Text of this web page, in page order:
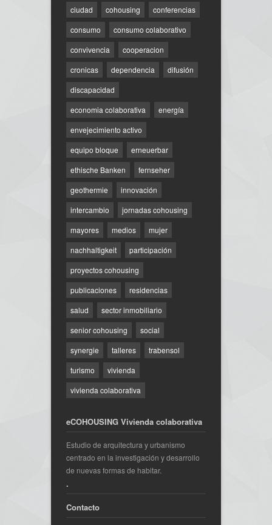
ciudad
cohousing
conferencias
consumo
consumo colaborativo
convivencia
cooperacion
cronicas
dependencia
difusión
discapacidad
economia colaborativa
energía
envejecimiento activo
equipo bloque
erneuerbar
ethische Banken
fernseher
geothermie
innovación
intercambio
jornadas cohousing
mayores
medios
mujer
nachhaltigkeit
participación
proyectos cohousing
publicaciones
residencias
salud
sector inmobiliario
senior cohousing
social
synergie
talleres
trabensol
turismo
vivienda
vivienda colaborativa
eCOHOUSING Vivienda colaborativa
Estudio de arquitectura y urbanismo
centrado en la investigación y desarrollo
de nuevas formas de habitar.
.
Contacto